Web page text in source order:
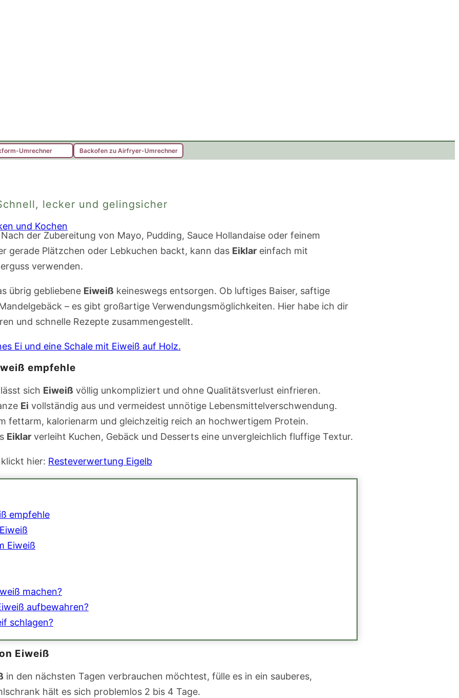
Umrechner Backofen zu Airfryer-Umrechner
lecker und gelingsicher
und Kochen
der Zubereitung von Mayo, Pudding, Sauce Hollandaise oder feinem
gerade Plätzchen oder Lebkuchen backt, kann das Eiklar einfach mit
verwenden.
übrig gebliebene Eiweiß keineswegs entsorgen. Ob luftiges Baiser, saftige
– es gibt großartige Verwendungsmöglichkeiten. Hier habe ich dir
und schnelle Rezepte zusammengestellt.
empfehle
sich Eiweiß völlig unkompliziert und ohne Qualitätsverlust einfrieren.
Ei vollständig aus und vermeidest unnötige Lebensmittelverschwendung.
fettarm, kalorienarm und gleichzeitig reich an hochwertigem Protein.
Eiklar verleiht Kuchen, Gebäck und Desserts eine unvergleichlich fluffige Textur.
hier: Resteverwertung Eigelb
empfehle
Eiweiß
machen?
aufbewahren?
schlagen?
Eiweiß
in den nächsten Tagen verbrauchen möchtest, fülle es in ein sauberes,
hält es sich problemlos 2 bis 4 Tage.